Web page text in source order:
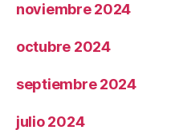
noviembre 2024
octubre 2024
septiembre 2024
julio 2024